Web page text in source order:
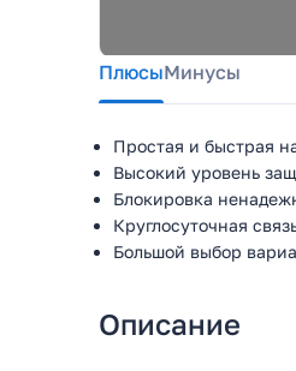
ПлюсыМинусы
Простая и быстрая
Высокий уровень
Блокировка
Круглосуточная
Большой выбор
Описание